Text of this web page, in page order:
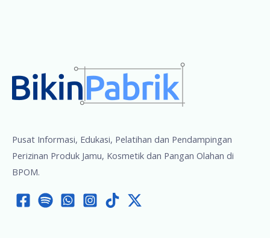
Pusat Informasi, Edukasi, Pelatihan dan Pendampingan
Perizinan Produk Jamu, Kosmetik dan Pangan Olahan di
BPOM.